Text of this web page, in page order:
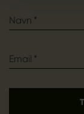
Navn *
Email *